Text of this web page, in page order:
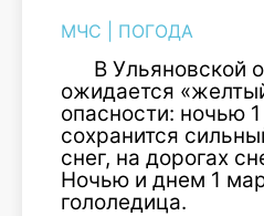
МЧС ПОГОДА
В Ульяновской
ожидается
опасности: ночью
сохранится
снег, на дорогах
Ночью и днем 1
гололедица.